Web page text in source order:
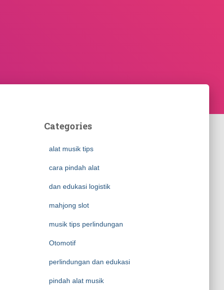
Categories
alat musik tips
cara pindah alat
dan edukasi logistik
mahjong slot
musik tips perlindungan
Otomotif
perlindungan dan edukasi
pindah alat musik